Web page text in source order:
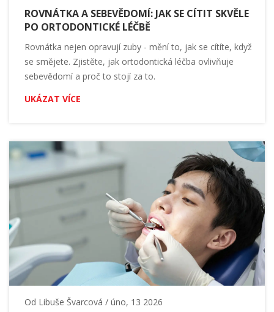
ROVNÁTKA A SEBEVĚDOMÍ: JAK SE CÍTIT SKVĚLE
PO ORTODONTICKÉ LÉČBĚ
Rovnátka nejen opravují zuby - mění to, jak se cítíte, když
se smějete. Zjistěte, jak ortodontická léčba ovlivňuje
sebevědomí a proč to stojí za to.
UKÁZAT VÍCE
Od Libuše Švarcová / úno, 13 2026